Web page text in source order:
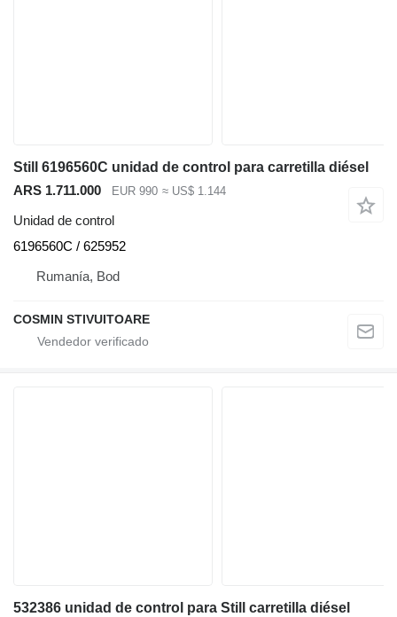
Still 6196560C unidad de control para carretilla diésel
ARS 1.711.000
EUR 990 ≈ US$ 1.144
Unidad de control
6196560C / 625952
Rumanía, Bod
COSMIN STIVUITOARE
532386 unidad de control para Still carretilla diésel